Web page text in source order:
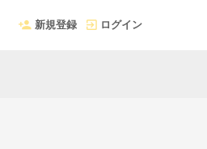
新規登録 ログイン